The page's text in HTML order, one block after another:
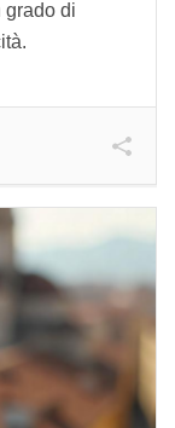
grado di